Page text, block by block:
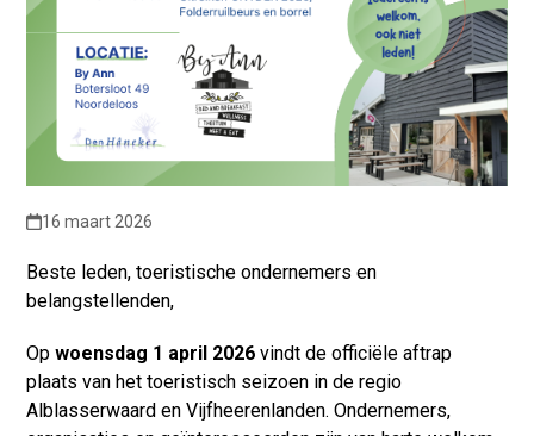
16 maart 2026
Beste leden, toeristische ondernemers en
belangstellenden,
Opwoensdag 1 april 2026 vindt de officiële aftrap
plaats van het toeristisch seizoen in de regio
Alblasserwaard en Vijfheerenlanden. Ondernemers,